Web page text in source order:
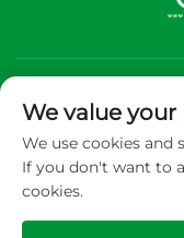
We value your
We use cookies and
If you don't want to
cookies.